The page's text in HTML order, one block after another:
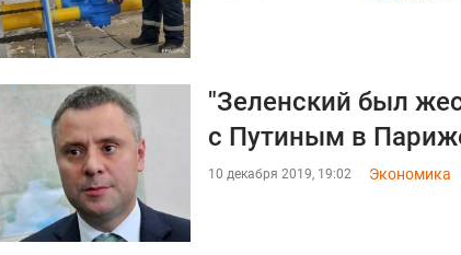
"Зеленский был
с Путиным в
10 декабря 2019, 19:02 Экономика